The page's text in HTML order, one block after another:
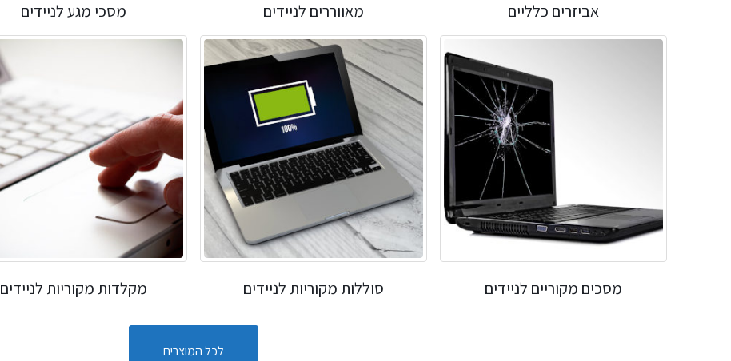
אביזרים כלליים מאווררים לניידים מסכי מגע לניידים
מסכים מקוריים לניידים סוללות מקוריות לניידים מקלדות מקוריות לניידים
לכל המוצרים